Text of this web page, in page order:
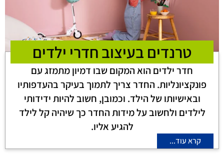
טרנדים בעיצוב חדרי ילדים
חדר ילדים הוא המקום שבו דמיון מתמזג עם
פונקציונליות. החדר צריך לתמוך בעיקר בהעדפותיו
ובאישיותו של הילד. וכמובן, חשוב להיות ידידותי
לילדים ולחשוב על מידות החדר כך שיהיה קל לילד
להגיע אליו.
קרא עוד...